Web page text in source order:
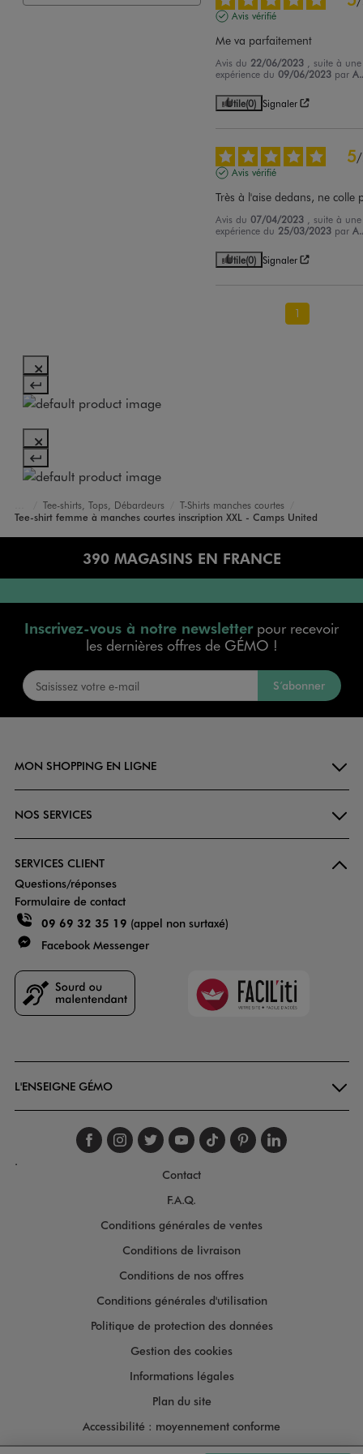
Avis vérifié
Me va parfaitement
Avis du 22/06/2023
, suite à une
expérience du09/06/2023 par
Utile(0) Signaler
5/
Avis vérifié
Très à l'aise dedans, ne colle
Avis du07/04/2023
, suite à une
expérience du 25/03/2023 par
Utile(0) Signaler
1
Accueil
Femme
Vêtements
Tee-shirts, Tops, Débardeurs
T-Shirts manches courtes
Tee-shirt femme à manches courtes inscription XXL - Camps United
390 MAGASINS EN FRANCE
Inscrivez-vous à notre newsletterpour recevoir
les dernières offres de GÉMO !
S’abonner
MON SHOPPING EN LIGNE
NOS SERVICES
SERVICES CLIENT
Questions/réponses
Formulaire de contact
09 69 32 35 19 (appel non surtaxé)
Facebook Messenger
Faciliti
L'ENSEIGNE GÉMO
Suivez-nous sur
Suivez-nous sur
Suivez-nous sur
Suivez-nous
Suivez-nous
Suivez-
.
Contact
F.A.Q.
Conditions générales de ventes
Conditions de livraison
Conditions de nos offres
Conditions générales d'utilisation
Politique de protection des données
Gestion des cookies
Informations légales
Plan du site
Accessibilité : moyennement conforme